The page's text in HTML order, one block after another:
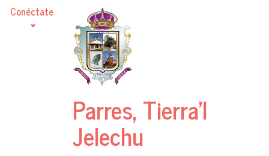
Conéctate
Parres, Tierra'l
Jelechu